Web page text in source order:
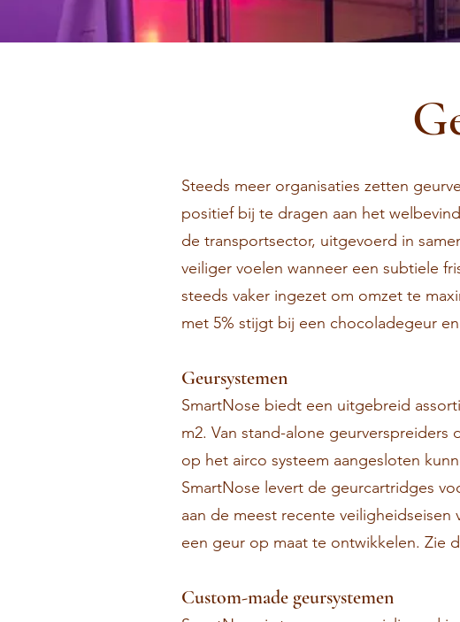
Steeds meer organisaties zetten
positief bij te dragen aan het
de transportsector, uitgevoerd in
veiliger voelen wanneer een subtiele
steeds vaker ingezet om omzet te
met 5% stijgt bij een chocoladegeur
Geursystemen
SmartNose biedt een uitgebreid
m2. Van stand-alone
op het airco systeem aangesloten
SmartNose levert de geurcartridges
aan de meest recente veiligheidseisen
een geur op maat te ontwikkelen. Zie
Custom-made geursystemen